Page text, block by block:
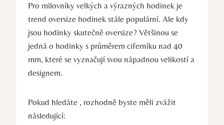
Pro milovníky velkých a výrazných hodinek je
trend oversize hodinek stále populární. Ale kdy
jsou hodinky skutečně oversize? Většinou se
jedná o hodinky s průměrem ciferníku nad 40
mm, které se vyznačují svou nápadnou velikostí a
designem.
Pokud hledáte , rozhodně byste měli zvážit
následující: